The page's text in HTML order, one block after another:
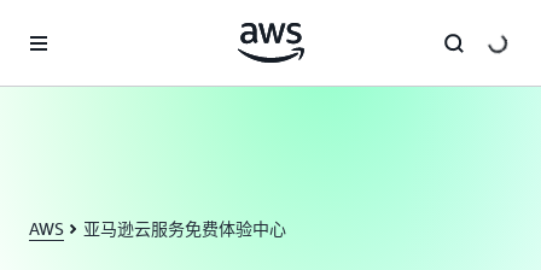
AWS 亚马逊云服务免费体验中心